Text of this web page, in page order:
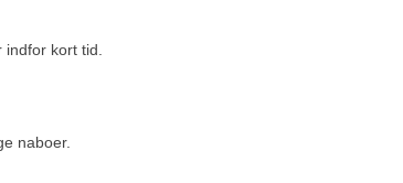
kort tid.
naboer.